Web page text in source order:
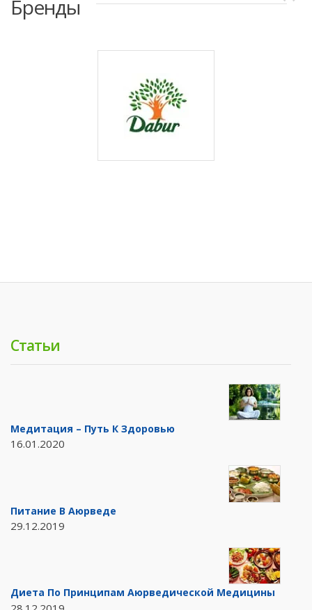
Бренды
Статьи
Медитация – Путь К Здоровью
16.01.2020
Питание В Аюрведе
29.12.2019
Диета По Принципам Аюрведической Медицины